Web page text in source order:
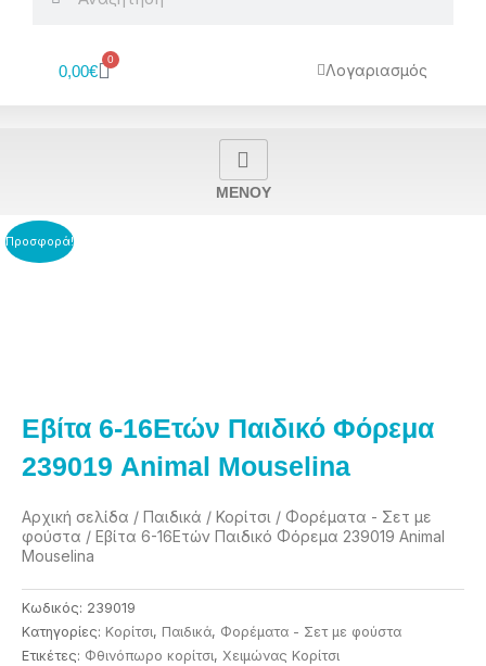
0,00€
0
Cart Λογαριασμός
MENOY
Προσφορά!
Εβίτα 6-16Ετών Παιδικό Φόρεμα
239019 Animal Mouselina
Αρχική σελίδα / Παιδικά / Κορίτσι / Φορέματα - Σετ με
φούστα / Εβίτα 6-16Ετών Παιδικό Φόρεμα 239019 Animal
Mouselina
Κωδικός: 239019
Κατηγορίες: Κορίτσι, Παιδικά, Φορέματα - Σετ με φούστα
Ετικέτες: Φθινόπωρο κορίτσι, Χειμώνας Κορίτσι